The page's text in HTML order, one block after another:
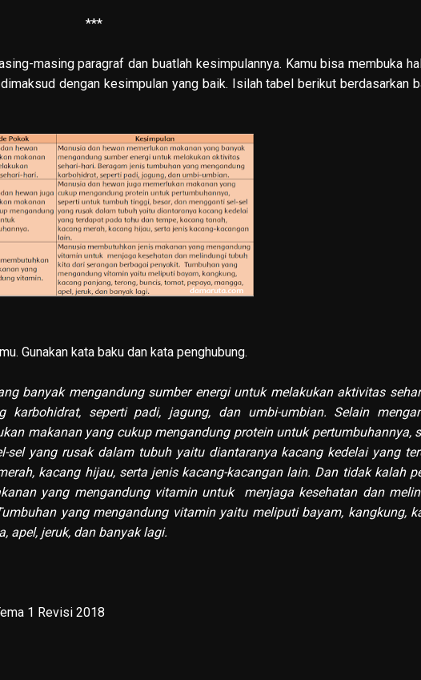
***
masing paragraf dan buatlah kesimpulannya. Kamu bisa membuka
dengan kesimpulan yang baik. Isilah tabel berikut berdasarkan
Gunakan kata baku dan kata penghubung.
banyak mengandung sumber energi untuk melakukan aktivitas
karbohidrat, seperti padi, jagung, dan umbi-umbian. Selain
makanan yang cukup mengandung protein untuk pertumbuhannya,
sel yang rusak dalam tubuh yaitu diantaranya kacang kedelai yang
kacang hijau, serta jenis kacang-kacangan lain. Dan tidak kalah
yang mengandung vitamin untuk menjaga kesehatan dan
yang mengandung vitamin yaitu meliputi bayam, kangkung,
apel, jeruk, dan banyak lagi.
1 Revisi 2018